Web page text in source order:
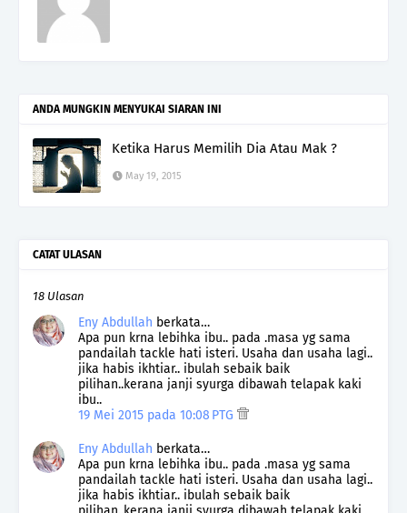
ANDA MUNGKIN MENYUKAI SIARAN INI
Ketika Harus Memilih Dia Atau Mak ?
May 19, 2015
CATAT ULASAN
18 Ulasan
Eny Abdullah berkata…
Apa pun krna lebihka ibu.. pada .masa yg sama
pandailah tackle hati isteri. Usaha dan usaha lagi..
jika habis ikhtiar.. ibulah sebaik baik
pilihan..kerana janji syurga dibawah telapak kaki
ibu..
19 Mei 2015 pada 10:08 PTG
Eny Abdullah berkata…
Apa pun krna lebihka ibu.. pada .masa yg sama
pandailah tackle hati isteri. Usaha dan usaha lagi..
jika habis ikhtiar.. ibulah sebaik baik